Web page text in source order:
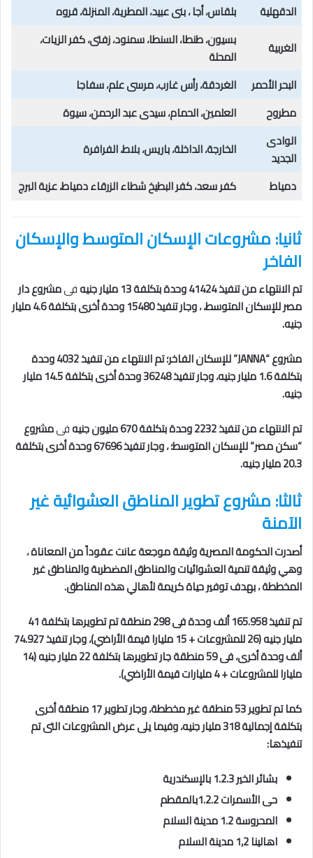
الدقهلية
بلقاس، أجا ، بنى عبيد، المطرية، المنزلة، قروه
الغربية
بسیون، طنطا، السنطا، سمنود، زفتى، كفر الزيات،
المحلة
البحر الأحمر
الغردقة، رأس غارب، مرسى علم، سفاجا
مطروح
العلمين، الحمام، سيدى عبد الرحمن، سيوة
الوادى
الجديد
الخارجة، الداخلة، باريس، بلاط، الفرافرة
دمياط
كفر سعد، كفر البطيخ شطاء الزرقاء دمياط، عزبة البرج
ثانيا: مشروعات الإسكان المتوسط والإسكان
الفاخر
تم الانتهاء من تنفيذ 41424 وحدة بتكلفة 13 مليار جنيه فىمشروع دار
مصر للإسكان المتوسط، ، وجار تنفيذ 15480 وحدة أخرى بتكلفة 4.6 مليار
جنيه.
مشروع “JANNA” للإسكان الفاخر؛ تم الانتهاء من تنفيذ 4032 وحدة
بتكلفة 1.6 مليار جنيه، وجار تنفيذ 36248 وحدة أخرى بتكلفة 14.5 مليار
جنيه.
تم الانتهاء من تنفيذ 2232 وحدة بتكلفة 670 مليون جنيه
فىمشروع
“سكن مصر” للإسكان المتوسط؛ ، وجار تنفيذ 67696 وحدة أخرى بتكلفة
20.3 مليار جنيه.
ثالثا: مشروع تطوير المناطق العشوائية غير
الآمنة
أصدرت الحكومة المصرية وثيقة موجعة عانت عقوداً من المعاناة ،
وهي وثيقة تنمية العشوائيات والمناطق المضطربة والمناطق غير
المخططة ، بهدف توفير حياة كريمة لأهالي هذه المناطق.
تم تنفيذ 165.958 ألف وحدة فى 298 منطقة تم تطويرها بتكلفة 41
مليار جنيه (26 للمشروعات + 15 مليارا قيمة الأراضي)، وجار تنفيذ 74.927
ألف وحدة أخرى، فى 59 منطقة جار تطويرها بتكلفة 22 مليار جنيه (14
مليارا للمشروعات + 4 مليارات قيمة الأراضي).
كما تم تطوير 53 منطقة غير مخططة، وجار تطوير 17 منطقة أخرى
بتكلفة إجمالية 318 ملیار جنيه، وفيما يلى عرض المشروعات التى تم
تنفيذها:
بشائر الخير 1.2.3 بالإسكندرية
حى الأسمرات 1.2.2بالمقطم
المحروسة 1.2 مدينة السلام
اهالينا 1,2 مدينة السلام